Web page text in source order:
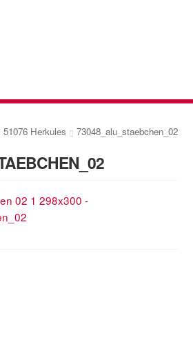
51076 Herkules 73048_alu_staebchen_02